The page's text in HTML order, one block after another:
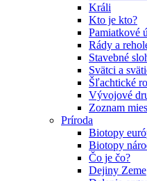
Králi
Kto je kto?
Pamiatkové
Rády a
Stavebné
Svätci a
Šľachtické
Vývojové
Zoznam
Príroda
Biotopy
Biotopy
Čo je čo?
Dejiny Zeme